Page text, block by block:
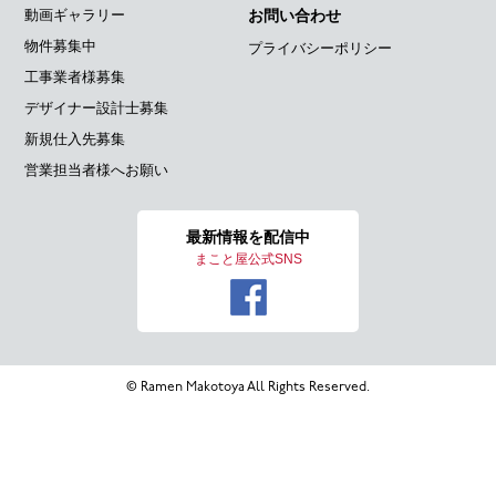
動画ギャラリー
物件募集中
工事業者様募集
デザイナー設計士募集
新規仕入先募集
営業担当者様へお願い
お問い合わせ
プライバシーポリシー
最新情報を配信中
まこと屋公式SNS
© Ramen Makotoya All Rights Reserved.